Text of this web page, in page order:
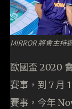
MIRROR 將會主持
歐國盃 2020
賽事，到 7 月
賽事，今年